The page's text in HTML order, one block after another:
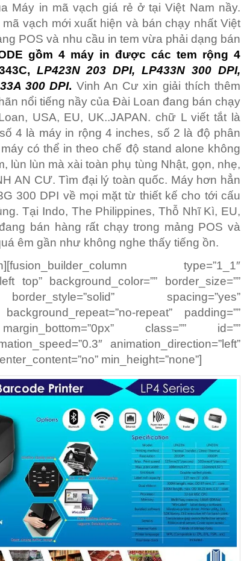
Máy in mã vạch giá rẻ ở tại Việt Nam nầy.
vạch mới xuất hiện và bán chạy nhất Việt
POS và nhu cầu in tem vừa phải dạng bán
gồm 4 máy in được các tem rộng 4
LP423N 203 DPI, LP433N 300 DPI,
300 DPI. Vinh An Cư xin giải thích thêm
nổi tiếng nầy của Đài Loan đang bán chạy
USA, EU, UK..JAPAN. chữ L viết tắt là
4 là máy in rộng 4 inches, số 2 là độ phân
có thể in theo chế độ stand alone không
lùn lùn mà xài toàn phụ tùng Nhật, gọn, nhẹ,
AN CƯ. Tìm đại lý toàn quốc. Máy hơn hẳn
300 DPI về mọi mặt từ thiết kế cho tới cấu
Tại Indo, The Philippines, Thỗ Nhĩ Kì, EU,
bán hàng rất chạy trong mảng POS và
êm gần như không nghe thấy tiếng ồn.
type=”1_1″
top” background_color=”” border_size=””
spacing=”yes”
repeat” padding=””
class=”” id=””
animation_direction=”left”
min_height=”none”]